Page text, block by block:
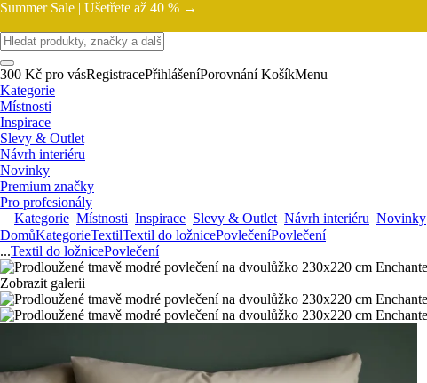
Summer Sale | Ušetřete až 40 % →
300 Kč pro vásRegistracePřihlášeníPorovnání KošíkMenu
Kategorie
Místnosti
Inspirace
Slevy & Outlet
Návrh interiéru
Novinky
Premium značky
Pro profesionály
Kategorie Místnosti Inspirace Slevy & Outlet Návrh interiéru Novinky
DomůKategorieTextilTextil do ložnicePovlečeníPovlečení
...Textil do ložnicePovlečení
Zobrazit galerii